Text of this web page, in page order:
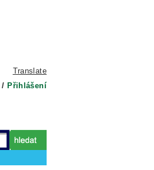
Translate
/ Přihlášení